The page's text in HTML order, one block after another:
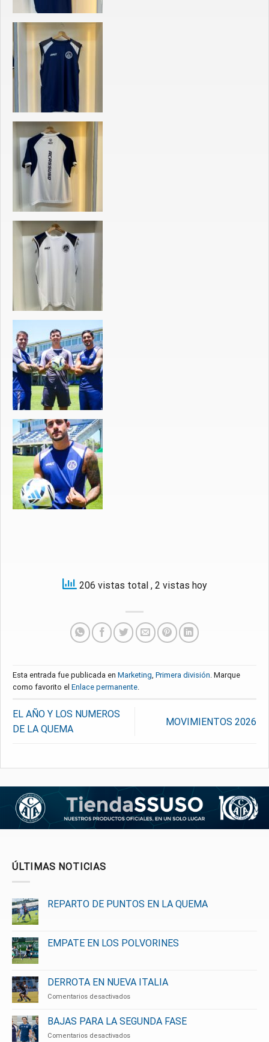
206 vistas total , 2 vistas hoy
Esta entrada fue publicada en Marketing, Primera división. Marque
como favorito el Enlace permanente.
EL AÑO Y LOS NUMEROS
DE LA QUEMA
MOVIMIENTOS 2026
ÚLTIMAS NOTICIAS
REPARTO DE PUNTOS EN LA QUEMA
EMPATE EN LOS POLVORINES
DERROTA EN NUEVA ITALIA
Comentarios desactivadosen
EN
NUEVA
ITALIA
BAJAS PARA LA SEGUNDA FASE
Comentarios desactivadosen